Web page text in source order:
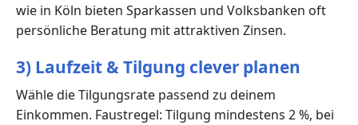
wie in Köln bieten Sparkassen und Volksbanken oft
persönliche Beratung mit attraktiven Zinsen.
3) Laufzeit & Tilgung clever planen
Wähle die Tilgungsrate passend zu deinem
Einkommen. Faustregel: Tilgung mindestens 2 %, bei